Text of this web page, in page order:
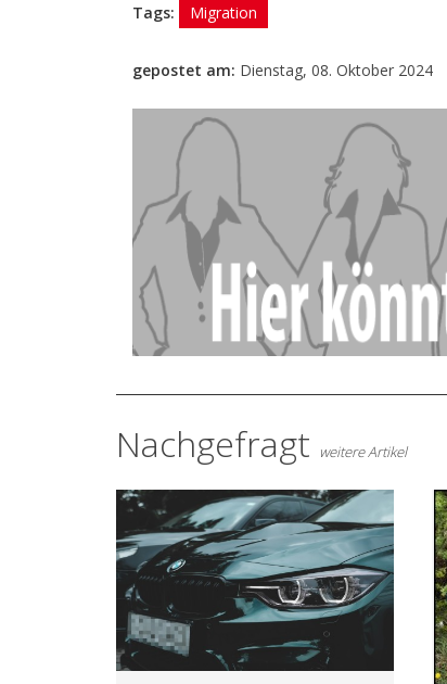
Tags: Migration
gepostet am: Dienstag, 08. Oktober 2024
Nachgefragt weitere Artikel